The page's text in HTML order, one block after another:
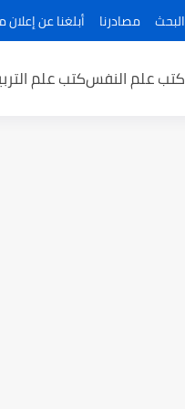
البحث مصادرنا أبلغنا عن
كتب علم النفسكتب علم